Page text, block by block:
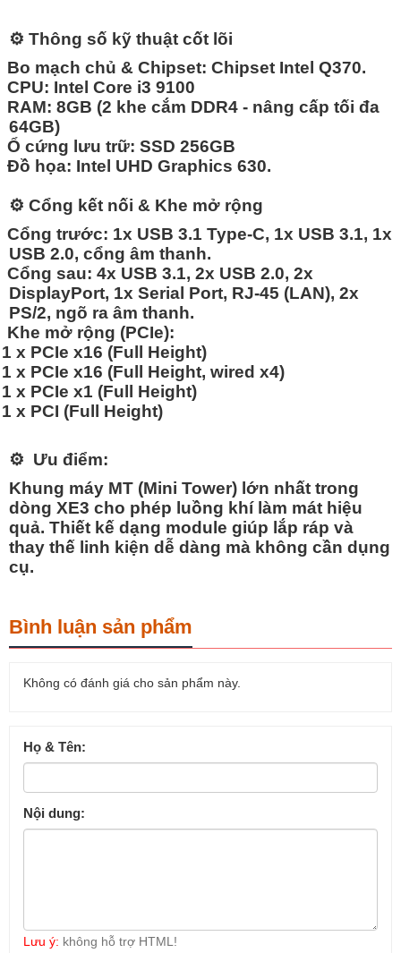
⚙️ Thông số kỹ thuật cốt lõi
Bo mạch chủ & Chipset: Chipset Intel Q370.
CPU: Intel Core i3 9100
RAM: 8GB (2 khe cắm DDR4 - nâng cấp tối đa
64GB)
Ổ cứng lưu trữ: SSD 256GB
Đồ họa: Intel UHD Graphics 630.
⚙️ Cổng kết nối & Khe mở rộng
Cổng trước: 1x USB 3.1 Type-C, 1x USB 3.1, 1x
USB 2.0, cổng âm thanh.
Cổng sau: 4x USB 3.1, 2x USB 2.0, 2x
DisplayPort, 1x Serial Port, RJ-45 (LAN), 2x
PS/2, ngõ ra âm thanh.
Khe mở rộng (PCIe):
1 x PCIe x16 (Full Height)
1 x PCIe x16 (Full Height, wired x4)
1 x PCIe x1 (Full Height)
1 x PCI (Full Height)
⚙️ Ưu điểm:
Khung máy MT (Mini Tower) lớn nhất trong
dòng XE3 cho phép luồng khí làm mát hiệu
quả. Thiết kế dạng module giúp lắp ráp và
thay thế linh kiện dễ dàng mà không cần dụng
cụ.
Bình luận sản phẩm
Không có đánh giá cho sản phẩm này.
Họ & Tên:
Nội dung:
Lưu ý: không hỗ trợ HTML!